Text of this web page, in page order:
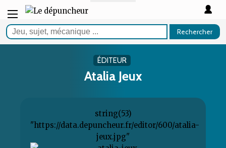
Rechercher
ÉDITEUR
Atalia Jeux
string(53)
"https://data.depuncheur.fr/editor/600/atalia-
jeux.jpg"